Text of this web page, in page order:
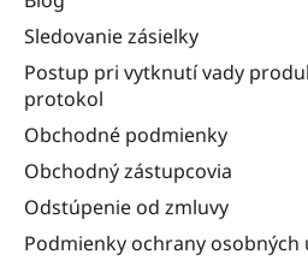
Sledovanie zásielky
Postup pri vytknutí vady
protokol
Obchodné podmienky
Obchodný zástupcovia
Odstúpenie od zmluvy
Podmienky ochrany osobných